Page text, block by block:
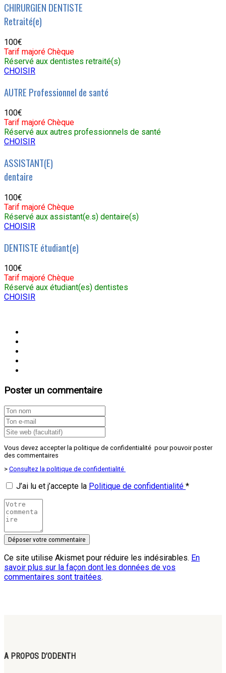
CHIRURGIEN DENTISTE
Retraité(e)
100€
Tarif majoré Chèque
Réservé aux dentistes retraité(s)
CHOISIR
AUTRE Professionnel de santé
100€
Tarif majoré Chèque
Réservé aux autres professionnels de santé
CHOISIR
ASSISTANT(E)
dentaire
100€
Tarif majoré Chèque
Réservé aux assistant(e.s) dentaire(s)
CHOISIR
DENTISTE étudiant(e)
100€
Tarif majoré Chèque
Réservé aux étudiant(es) dentistes
CHOISIR
Poster un commentaire
Vous devez accepter la politique de confidentialité pour pouvoir poster
des commentaires
> Consultez la politique de confidentialité
J’ai lu et j’accepte la Politique de confidentialité *
Ce site utilise Akismet pour réduire les indésirables. En
savoir plus sur la façon dont les données de vos
commentaires sont traitées.
A PROPOS D’ODENTH